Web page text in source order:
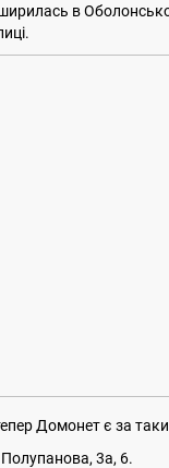
в
Домонет є за
3а, 6.